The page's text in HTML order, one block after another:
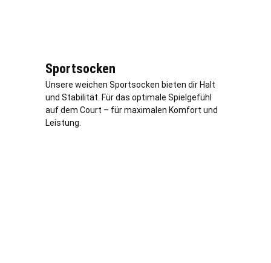
Sportsocken
Unsere weichen Sportsocken bieten dir Halt
und Stabilität. Für das optimale Spielgefühl
auf dem Court – für maximalen Komfort und
Leistung.